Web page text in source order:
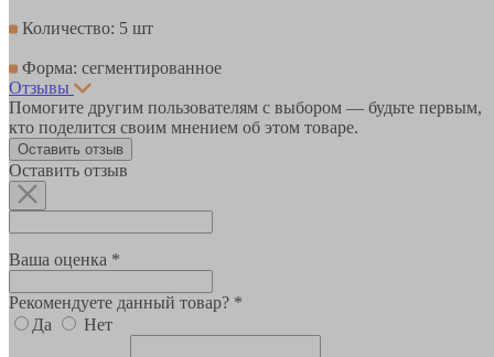
Количество: 5 шт
Форма: сегментированное
Отзывы
Помогите другим пользователям с выбором — будьте первым,
кто поделится своим мнением об этом товаре.
Оставить отзыв
Оставить отзыв
Ваша оценка *
Рекомендуете данный товар? *
Да
Нет